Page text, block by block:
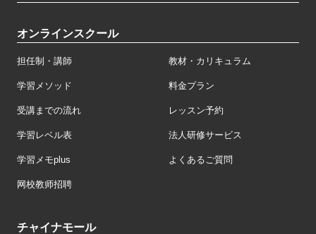
オンラインスクール
担任制・講師 教材・カリキュラム
学習メソッド 料金プラン
受講までの流れ レッスン予約
学習レベル表 法人研修サービス
学習メモplus よくあるご質問
网校教师招聘
チャイナモール